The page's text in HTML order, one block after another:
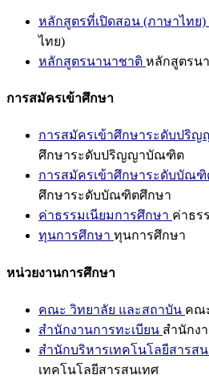
หลักสูตรที่เปิดสอน (ภาษาไทย)
ไทย)
หลักสูตรนานาชาติ หลักสูตรน
การสมัครเข้าศึกษา
การสมัครเข้าศึกษาระดับปริ
ศึกษาระดับปริญญาบัณฑิต
การสมัครเข้าศึกษาระดับบัณ
ศึกษาระดับบัณฑิตศึกษา
ค่าธรรมเนียมการศึกษา ค่าธร
ทุนการศึกษา ทุนการศึกษา
หน่วยงานการศึกษา
คณะ วิทยาลัย และสถาบัน คณ
สำนักงานการทะเบียน สำนักง
สำนักบริหารเทคโนโลยีสารสน
เทคโนโลยีสารสนเทศ